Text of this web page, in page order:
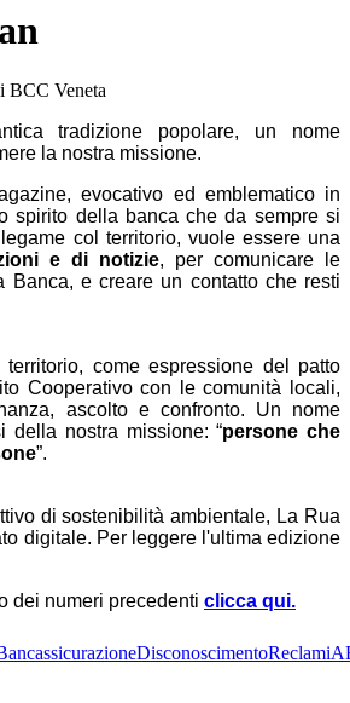
BCC Veneta
tradizione popolare, un nome
la nostra missione.
evocativo ed emblematico in
spirito della banca che da sempre si
col territorio, vuole essere una
e di notizie, per comunicare le
Banca, e creare un contatto che resti
come espressione del patto
Cooperativo con le comunità locali,
ascolto e confronto. Un nome
della nostra missione: “persone che
”.
di sostenibilità ambientale, La Rua
digitale. Per leggere l'ultima edizione
dei numeri precedenti c licca qui.
DisconoscimentoReclami